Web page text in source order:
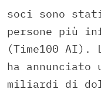
soci sono
persone più
(Time100 AI).
ha
miliardi di